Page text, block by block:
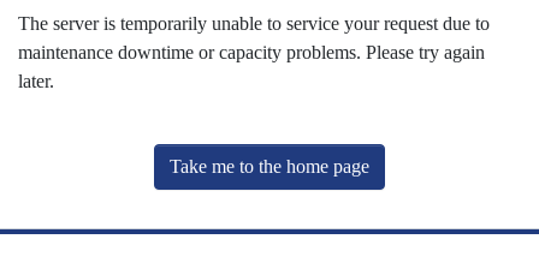
The server is temporarily unable to service your request due to
maintenance downtime or capacity problems. Please try again
later.
Take me to the home page